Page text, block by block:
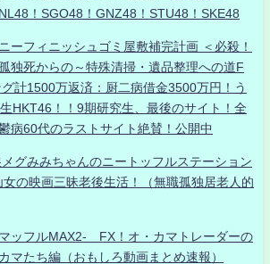
！SGO48！GNZ48！STU48！SKE48
ーフィニッシュゴミ屋敷補完計画 ＜必殺！
独死からの～特殊清掃・遺品整理への道F
計1500万返済：厨二病借金3500万円！う
HKT46！！9期研究生、最後のサイト！全
病60代のラストサイト絶賛！公開中
グみみちゃんのニートッフルステーション
女の映画三昧老後生活！（無職孤独居老人的
ッフルMAX2- FX！オ・カマトレーダーの
たち編（おもしろ動画まとめ速報）